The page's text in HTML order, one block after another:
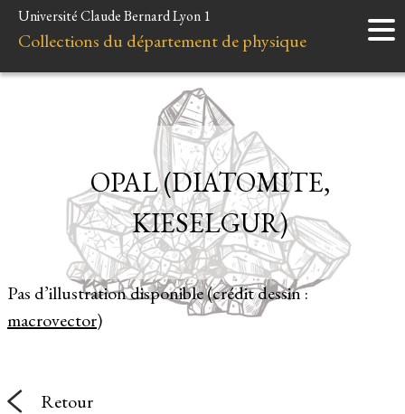
Accueil
Instruments
Liens et ressources
Université Claude Bernard Lyon 1
Collections du département de physique
Pas d’illustration disponible (crédit dessin :
macrovector)
OPAL (DIATOMITE,
KIESELGUR)
Retour